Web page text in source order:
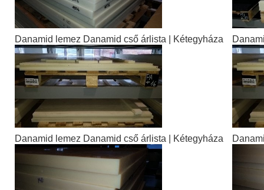
Danamid lemez Danamid cső árlista | Kétegyháza
Danamid lemez Danamid cső árlista | Kétegyháza